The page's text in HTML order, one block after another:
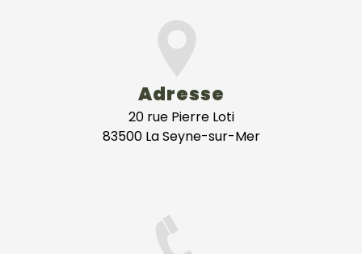
Adresse
20 rue Pierre Loti
83500 La Seyne-sur-Mer